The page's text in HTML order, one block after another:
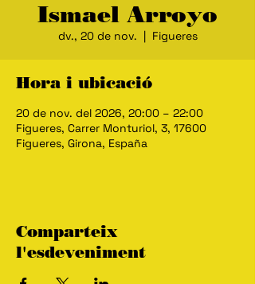
Ismael Arroyo
dv., 20 de nov.
  |
Figueres
Hora i ubicació
20 de nov. del 2026, 20:00 – 22:00
Figueres, Carrer Monturiol, 3, 17600
Figueres, Girona, España
Comparteix
l'esdeveniment